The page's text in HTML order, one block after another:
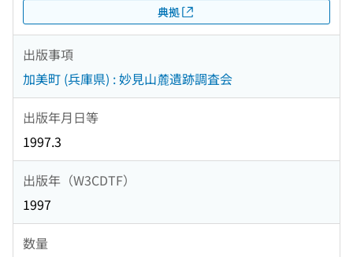
典拠
出版事項
加美町 (兵庫県) : 妙見山麓遺跡調査会
出版年月日等
1997.3
出版年（W3CDTF）
1997
数量